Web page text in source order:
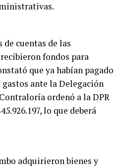
cuentas de las
fondos para
que ya habían pagado
ante la Delegación
ordenó a la DPR
lo que deberá
adquirieron bienes y